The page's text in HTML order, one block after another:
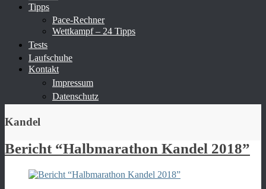
Tipps
Pace-Rechner
Wettkampf – 24 Tipps
Tests
Laufschuhe
Kontakt
Impressum
Datenschutz
Kandel
Bericht “Halbmarathon Kandel 2018”